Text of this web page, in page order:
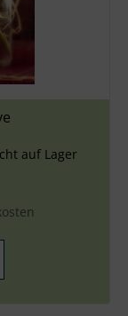
auf Lager